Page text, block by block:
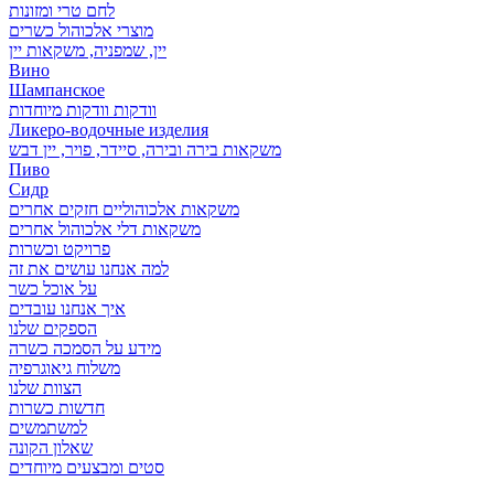
לחם טרי ומזונות
מוצרי אלכוהול כשרים
יין, שמפניה, משקאות יין
Вино
Шампанское
וודקות וודקות מיוחדות
Ликеро-водочные изделия
משקאות בירה ובירה, סיידר, פויר, יין דבש
Пиво
Сидр
משקאות אלכוהוליים חזקים אחרים
משקאות דלי אלכוהול אחרים
פרויקט וכשרות
למה אנחנו עושים את זה
על אוכל כשר
איך אנחנו עובדים
הספקים שלנו
מידע על הסמכה כשרה
משלוח גיאוגרפיה
הצוות שלנו
חדשות כשרות
למשתמשים
שאלון הקונה
סטים ומבצעים מיוחדים